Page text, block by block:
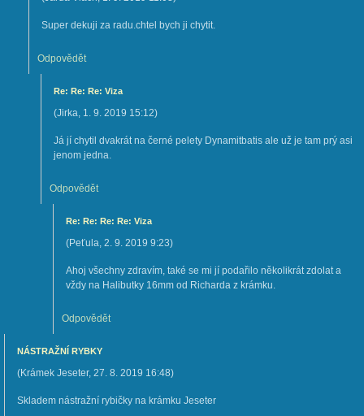
Super dekuji za radu.chtel bych ji chytit.
Odpovědět
Re: Re: Re: Viza
(Jirka, 1. 9. 2019 15:12)
Já jí chytil dvakrát na černé pelety Dynamitbatis ale už je tam prý asi
jenom jedna.
Odpovědět
Re: Re: Re: Re: Viza
(Peťula, 2. 9. 2019 9:23)
Ahoj všechny zdravím, také se mi jí podařilo několikrát zdolat a
vždy na Halibutky 16mm od Richarda z krámku.
Odpovědět
NÁSTRAŽNÍ RYBKY
(Krámek Jeseter, 27. 8. 2019 16:48)
Skladem nástražní rybičky na krámku Jeseter